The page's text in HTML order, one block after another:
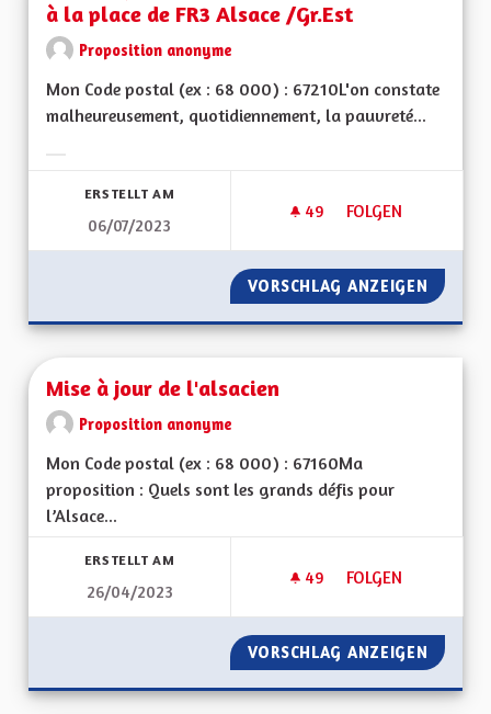
à la place de FR3 Alsace /Gr.Est
Proposition anonyme
Mon Code postal (ex : 68 000) : 67210L'on constate
malheureusement, quotidiennement, la pauvreté...
ERSTELLT AM
06/07/2023
49 49 FOLLOWER
FOLGEN
MISE EN PLACE
VORSCHLAG ANZEIGEN MISE
Mise à jour de l'alsacien
Proposition anonyme
Mon Code postal (ex : 68 000) : 67160Ma
proposition : Quels sont les grands défis pour
l’Alsace...
ERSTELLT AM
26/04/2023
49 49 FOLLOWER
FOLGEN
MISE À JOUR DE
VORSCHLAG ANZEIGEN MISE